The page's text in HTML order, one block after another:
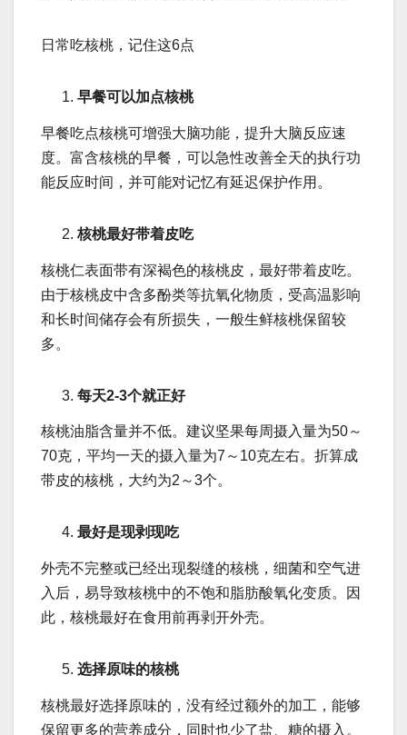
日常吃核桃，记住这6点
早餐可以加点核桃
早餐吃点核桃可增强大脑功能，提升大脑反应速
度。富含核桃的早餐，可以急性改善全天的执行功
能反应时间，并可能对记忆有延迟保护作用。
核桃最好带着皮吃
核桃仁表面带有深褐色的核桃皮，最好带着皮吃。
由于核桃皮中含多酚类等抗氧化物质，受高温影响
和长时间储存会有所损失，一般生鲜核桃保留较
多。
每天2-3个就正好
核桃油脂含量并不低。建议坚果每周摄入量为50～
70克，平均一天的摄入量为7～10克左右。折算成
带皮的核桃，大约为2～3个。
最好是现剥现吃
外壳不完整或已经出现裂缝的核桃，细菌和空气进
入后，易导致核桃中的不饱和脂肪酸氧化变质。因
此，核桃最好在食用前再剥开外壳。
选择原味的核桃
核桃最好选择原味的，没有经过额外的加工，能够
保留更多的营养成分，同时也少了盐、糖的摄入。